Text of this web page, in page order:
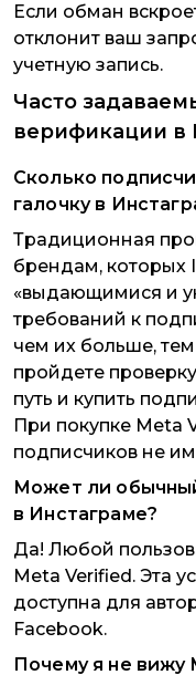
Если обман
отклонит ваш
учетную запись.
Часто
верификации в
Сколько
галочку в
Традиционная
брендам, которых
«выдающимися и
требований к
чем их больше,
пройдете
путь и купить
При покупке Meta
подписчиков не
Может ли
в Инстаграме?
Да! Любой
Meta Verified. Эта
доступна для
Facebook.
Почему я не вижу